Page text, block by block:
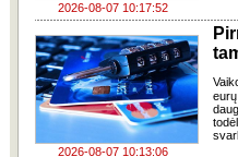
2026-08-07 10:17:52
2026-08-07 10:13:06